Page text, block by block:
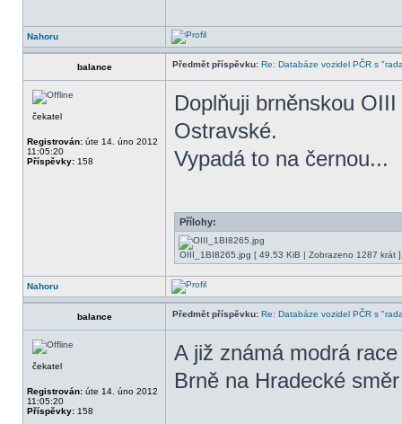
Nahoru
balance Předmět příspěvku: Re: Databáze vozidel PČR s
čekatel
Registrován: úte 14. úno 2012
11:05:20
Příspěvky: 158
Doplňuji brněnskou
Ostravské.
Vypadá to na černou...
Přílohy:
OIII_1BI8265.jpg [ 49.53 KiB | Zobrazeno 1287 krát ]
Nahoru
balance Předmět příspěvku: Re: Databáze vozidel PČR s
čekatel
Registrován: úte 14. úno 2012
11:05:20
Příspěvky: 158
A již známá modrá
Brně na Hradecké